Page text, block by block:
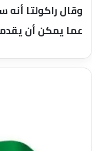
وقال راكولتا
عما يمكن أن